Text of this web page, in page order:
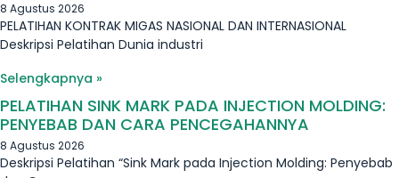
8 Agustus 2026
PELATIHAN KONTRAK MIGAS NASIONAL DAN INTERNASIONAL
Deskripsi Pelatihan Dunia industri
Selengkapnya »
PELATIHAN SINK MARK PADA INJECTION MOLDING:
PENYEBAB DAN CARA PENCEGAHANNYA
8 Agustus 2026
Deskripsi Pelatihan “Sink Mark pada Injection Molding: Penyebab